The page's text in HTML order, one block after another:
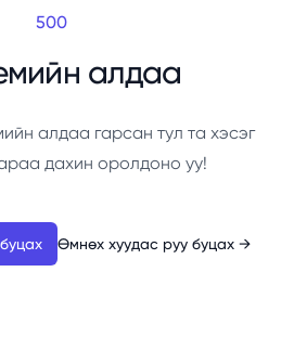
500
алдаа
алдаа гарсан тул та хэсэг
дахин оролдоно уу!
Өмнөх хуудас руу буцах →